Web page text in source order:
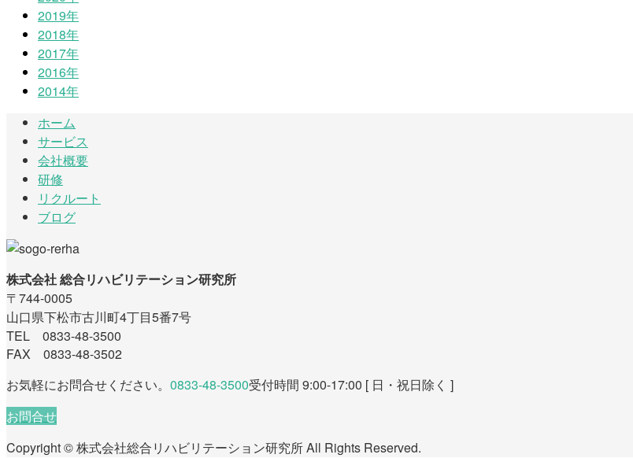
2019年
2018年
2017年
2016年
2014年
ホーム
サービス
会社概要
研修
リクルート
ブログ
株式会社 総合リハビリテーション研究所
〒744-0005
山口県下松市古川町4丁目5番7号
TEL 0833-48-3500
FAX 0833-48-3502
お気軽にお問合せください。 0833-48-3500受付時間 9:00-17:00 [ 日・祝日除く ]
お問合せ
Copyright © 株式会社総合リハビリテーション研究所 All Rights Reserved.